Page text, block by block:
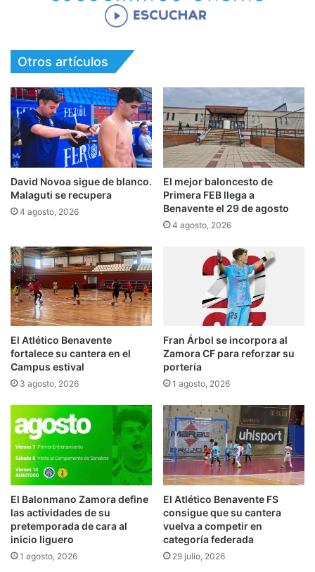
Otros artículos
David Novoa sigue de blanco.
Malaguti se recupera
4 agosto, 2026
El mejor baloncesto de
Primera FEB llega a
Benavente el 29 de agosto
4 agosto, 2026
El Atlético Benavente
fortalece su cantera en el
Campus estival
3 agosto, 2026
Fran Árbol se incorpora al
Zamora CF para reforzar su
portería
1 agosto, 2026
El Balonmano Zamora define
las actividades de su
pretemporada de cara al
inicio liguero
1 agosto, 2026
El Atlético Benavente FS
consigue que su cantera
vuelva a competir en
categoría federada
29 julio, 2026